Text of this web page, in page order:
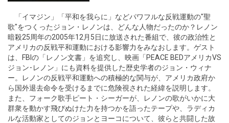
「イマジン」「平和を我らに」などパワフルな反戦運動の"聖
歌"をつくったジョン・レノンは、どんな人物だったのか？レノン
暗殺25周年の2005年12月5日に放送された番組で、彼の政治性と
アメリカの反戦平和運動における影響力をみなおします。ゲスト
は、FBIの「レノン文書」を追究し、映画「PEACE BEDアメリカVS
ジョン･レノン」にも資料を提供した歴史学者のジョン・ウィナ
ー。レノンの反戦平和運動への積極的な関与が、アメリカ政府か
ら国外退去命令を受けるまでに危険視された経緯を説明します。
また、フォーク歌手ピート・シーガーが、レノンの歌がいかに大
群衆を動かす飛びぬけた力を持つかを語ったテープや、ラディカ
ルな活動家としてのジョンとヨーコについて、彼らと共闘した故